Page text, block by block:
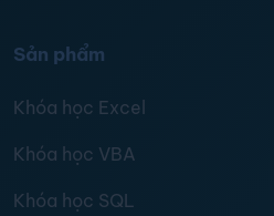
Sản phẩm
Khóa học Excel
Khóa học VBA
Khóa học SQL